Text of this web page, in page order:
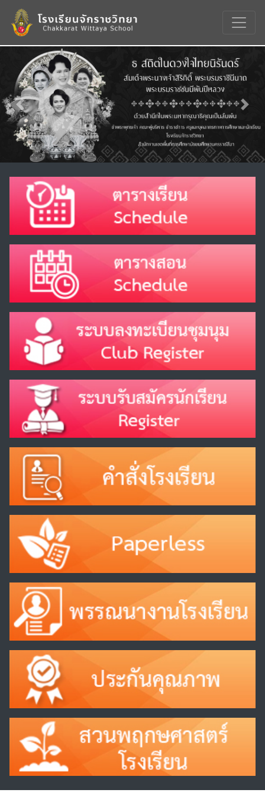
Previous Next